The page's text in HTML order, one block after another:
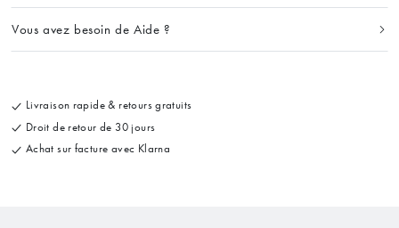
Vous avez besoin de Aide ?
Livraison rapide & retours gratuits
Droit de retour de 30 jours
Achat sur facture avec Klarna